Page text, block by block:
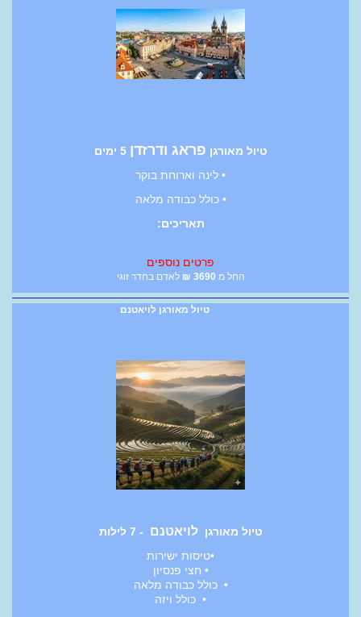
טיול מאורגן פראג ודרזדן 5 ימים
• לינה וארוחת בוקר
• כולל כבודה מלאה
תאריכים:
פרטים נוספים
החל מ 3690
₪ לאדם בחדר זוגי
טיול מאורגן לויאטנם
טיול מאורגןלויאטנם - 7 לילות
•טיסות ישירות
• חצי פנסיון
• כולל כבודה מלאה
• כולל ויזה